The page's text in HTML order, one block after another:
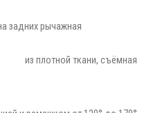
задних рычажная
из плотной ткани, съёмная